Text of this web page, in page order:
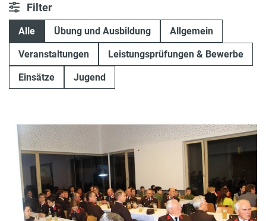
Filter
Alle Übung und Ausbildung Allgemein
Veranstaltungen Leistungsprüfungen & Bewerbe
Einsätze Jugend